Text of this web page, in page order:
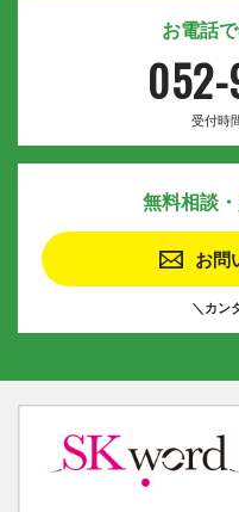
お電話
052-
受付時
無料相談
お問
＼カン